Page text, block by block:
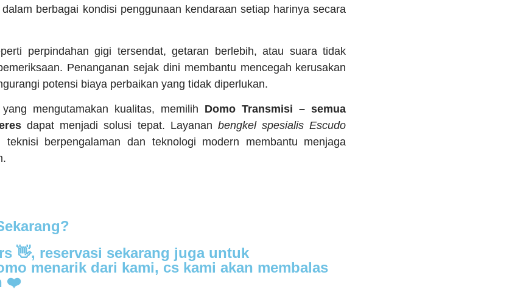
berbagai kondisi penggunaan kendaraan setiap harinya secara
perpindahan gigi tersendat, getaran berlebih, atau suara tidak
Penanganan sejak dini membantu mencegah kerusakan
potensi biaya perbaikan yang tidak diperlukan.
mengutamakan kualitas, memilih Domo Transmisi – semua
dapat menjadi solusi tepat. Layanan bengkel spesialis Escudo
teknisi berpengalaman dan teknologi modern membantu menjaga
👋, reservasi sekarang juga untuk
menarik dari kami, cs kami akan membalas
❤️